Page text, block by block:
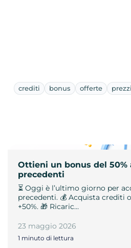
crediti bonus offerte prezzi
Ottieni un bonus del 50%
precedenti
⏳ Oggi è l’ultimo giorno per
precedenti. 💰 Acquista crediti
+50%. 🎁 Ricaric…
23 maggio 2026
1 minuto di lettura